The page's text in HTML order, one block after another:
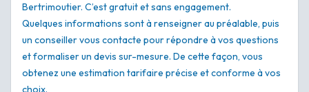
Bertrimoutier. C’est gratuit et sans engagement.
Quelques informations sont à renseigner au préalable, puis
un conseiller vous contacte pour répondre à vos questions
et formaliser un devis sur-mesure. De cette façon, vous
obtenez une estimation tarifaire précise et conforme à vos